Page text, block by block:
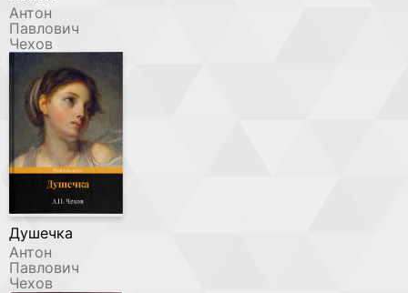
Антон
Павлович
Чехов
Душечка
Антон
Павлович
Чехов